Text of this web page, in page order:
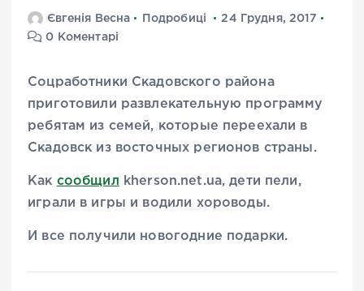
Євгенія Весна Подробиці
24 Грудня, 2017
0 Коментарі
Соцработники Скадовского района
приготовили развлекательную программу
ребятам из семей, которые переехали в
Скадовск из восточных регионов страны.
Как сообщил kherson.net.ua, дети пели,
играли в игры и водили хороводы.
И все получили новогодние подарки.